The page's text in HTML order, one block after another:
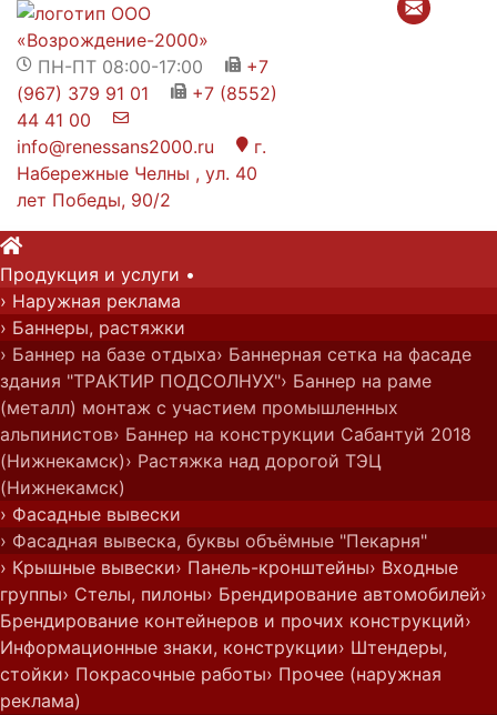
 ПН-ПТ 08:00-17:00  +7
(967) 379 91 01
 +7 (8552)
44 41 00

info@renessans2000.ru  г.
Набережные Челны , ул. 40
лет Победы, 90/2

Продукция и услуги •
› Наружная реклама
› Баннеры, растяжки
› Баннер на базе отдыха› Баннерная сетка на фасаде
здания "ТРАКТИР ПОДСОЛНУХ"› Баннер на раме
(металл) монтаж с участием промышленных
альпинистов› Баннер на конструкции Сабантуй 2018
(Нижнекамск)› Растяжка над дорогой ТЭЦ
(Нижнекамск)
› Фасадные вывески
› Фасадная вывеска, буквы объёмные "Пекарня"
› Крышные вывески› Панель-кронштейны› Входные
группы› Стелы, пилоны› Брендирование автомобилей›
Брендирование контейнеров и прочих конструкций›
Информационные знаки, конструкции› Штендеры,
стойки› Покрасочные работы› Прочее (наружная
реклама)
Главная › Портфолио
›
Фрезерная резка, гравировка